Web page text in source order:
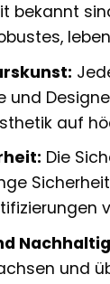
bekannt
und
auf
Die
und